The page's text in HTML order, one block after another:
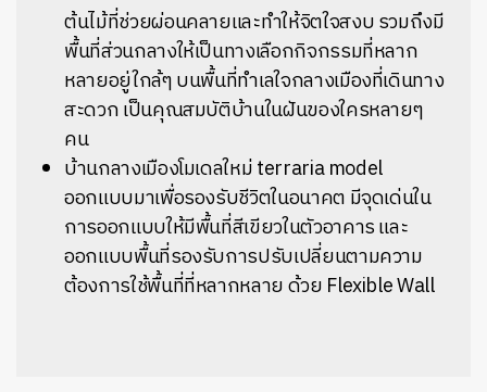
ต้นไม้ที่ช่วยผ่อนคลายและทำให้จิตใจสงบ รวมถึงมี
พื้นที่ส่วนกลางให้เป็นทางเลือกกิจกรรมที่หลาก
หลายอยู่ใกล้ๆ บนพื้นที่ทำเลใจกลางเมืองที่เดินทาง
สะดวก เป็นคุณสมบัติบ้านในฝันของใครหลายๆ
คน
บ้านกลางเมืองโมเดลใหม่ terraria model
ออกแบบมาเพื่อรองรับชีวิตในอนาคต มีจุดเด่นใน
การออกแบบให้มีพื้นที่สีเขียวในตัวอาคาร และ
ออกแบบพื้นที่รองรับการปรับเปลี่ยนตามความ
ต้องการใช้พื้นที่ที่หลากหลาย ด้วย Flexible Wall